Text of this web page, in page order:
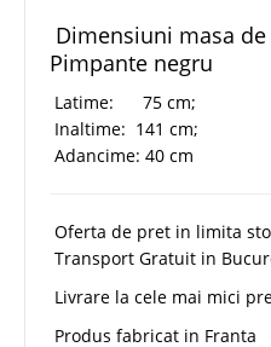
Dimensiuni masa
Pimpante negru
Latime: 75 cm;
Inaltime: 141 cm;
Adancime: 40 cm
Oferta de pret in limita
Transport Gratuit in
Livrare la cele mai mici
Produs fabricat in Franta